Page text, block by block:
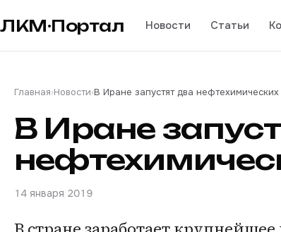
ЛКМ·Портал Новости Статьи
Главная›Новости›В Иране запустят два нефтехимических
В Иране
14 января 2019